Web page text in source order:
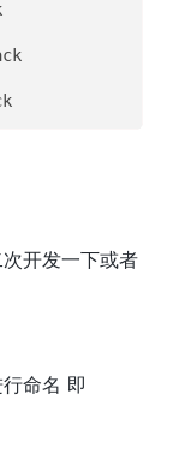
开发一下或者
命名 即